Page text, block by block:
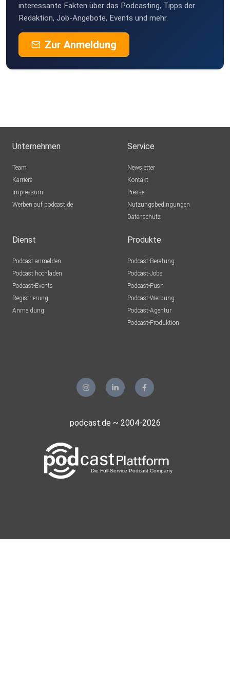
interessante Fakten über das Podcasting, Tipps der
Redaktion, Job-Angebote, Events und mehr.
Zur Anmeldung
Unternehmen
Team
Karriere
Impressum
Werben auf podcast.de
Service
Newsletter
Kontakt
Presse
Nutzungsbedingungen
Datenschutz
Dienst
Podcast anmelden
Podcast hochladen
Podcast-Events
Registrierung
Anmeldung
Produkte
Podcast-Beratung
Podcast-Jobs
Podcast-Push
Podcast-Werbung
Podcast-Agentur
Podcast-Produktion
podcast.de ~ 2004-2026